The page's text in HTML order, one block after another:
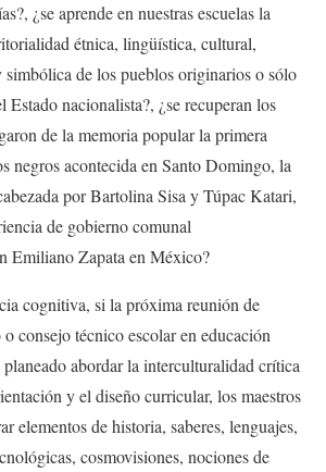
¿se aprende en nuestras escuelas la
étnica, lingüística, cultural,
de los pueblos originarios o sólo
nacionalista?, ¿se recuperan los
de la memoria popular la primera
negros acontecida en Santo Domingo, la
por Bartolina Sisa y Túpac Katari,
de gobierno comunal
Emiliano Zapata en México?
cognitiva, si la próxima reunión de
consejo técnico escolar en educación
planeado abordar la interculturalidad crítica
y el diseño curricular, los maestros
elementos de historia, saberes, lenguajes,
cosmovisiones, nociones de